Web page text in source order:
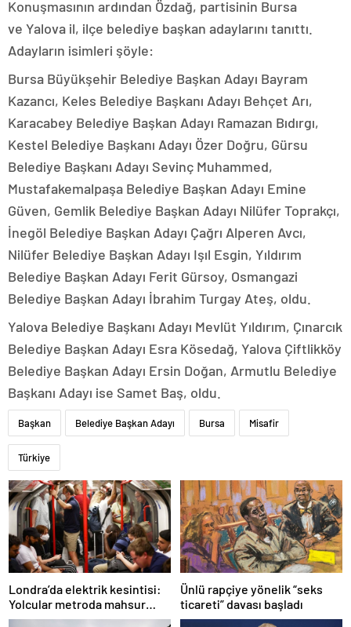
Konuşmasının ardından Özdağ, partisinin Bursa
ve Yalova il, ilçe belediye başkan adaylarını tanıttı.
Adayların isimleri şöyle:
Bursa Büyükşehir Belediye Başkan Adayı Bayram
Kazancı, Keles Belediye Başkanı Adayı Behçet Arı,
Karacabey Belediye Başkan Adayı Ramazan Bıdırgı,
Kestel Belediye Başkanı Adayı Özer Doğru, Gürsu
Belediye Başkanı Adayı Sevinç Muhammed,
Mustafakemalpaşa Belediye Başkan Adayı Emine
Güven, Gemlik Belediye Başkan Adayı Nilüfer Toprakçı,
İnegöl Belediye Başkan Adayı Çağrı Alperen Avcı,
Nilüfer Belediye Başkan Adayı Işıl Esgin, Yıldırım
Belediye Başkan Adayı Ferit Gürsoy, Osmangazi
Belediye Başkan Adayı İbrahim Turgay Ateş, oldu.
Yalova Belediye Başkanı Adayı Mevlüt Yıldırım, Çınarcık
Belediye Başkan Adayı Esra Kösedağ, Yalova Çiftlikköy
Belediye Başkan Adayı Ersin Doğan, Armutlu Belediye
Başkanı Adayı ise Samet Baş, oldu.
Başkan Belediye Başkan Adayı Bursa Misafir
Türkiye
Londra’da elektrik kesintisi:
Yolcular metroda mahsur
kaldı
Ünlü rapçiye yönelik “seks
ticareti” davası başladı